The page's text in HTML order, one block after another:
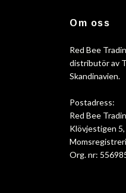
Om oss
Red Bee
distributör av
Skandinavien.
Postadress:
Red Bee
Klövjestigen 5,
Org. nr: